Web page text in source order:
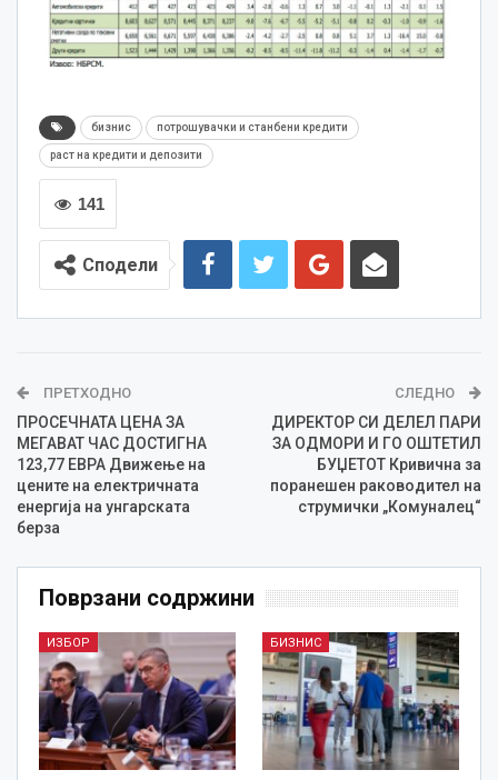
бизнис потрошувачки и станбени кредити
раст на кредити и депозити
141
Сподели
ПРЕТХОДНО
ПРОСЕЧНАТА ЦЕНА ЗА
МЕГАВАТ ЧАС ДОСТИГНА
123,77 ЕВРА Движење на
цените на електричната
енергија на унгарската
берза
СЛЕДНО
ДИРЕКТОР СИ ДЕЛЕЛ ПАРИ
ЗА ОДМОРИ И ГО ОШТЕТИЛ
БУЏЕТОТ Кривична за
поранешен раководител на
струмички „Комуналец“
Поврзани содржини
ИЗБОР БИЗНИС